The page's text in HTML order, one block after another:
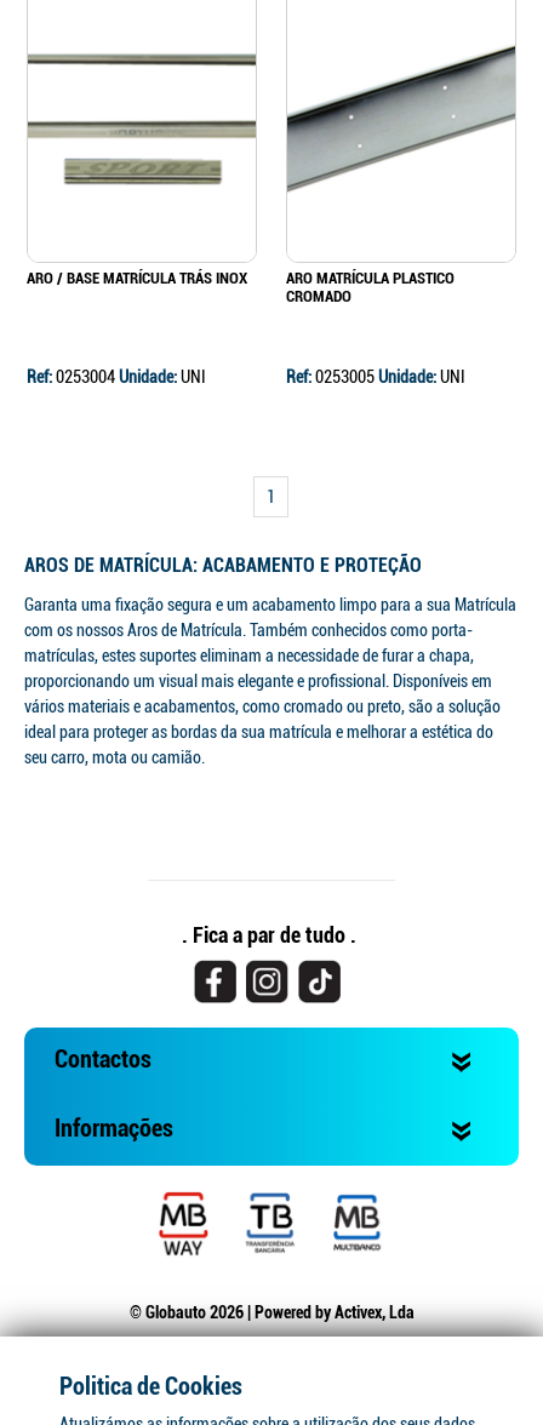
ARO / BASE MATRÍCULA TRÁS INOX
Ref:0253004Unidade:UNI
ARO MATRÍCULA PLASTICO
CROMADO
Ref:0253005Unidade:UNI
1
AROS DE MATRÍCULA: ACABAMENTO E PROTEÇÃO
Garanta uma fixação segura e um acabamento limpo para a sua Matrícula
com os nossos Aros de Matrícula. Também conhecidos como porta-
matrículas, estes suportes eliminam a necessidade de furar a chapa,
proporcionando um visual mais elegante e profissional. Disponíveis em
vários materiais e acabamentos, como cromado ou preto, são a solução
ideal para proteger as bordas da sua matrícula e melhorar a estética do
seu carro, mota ou camião.
Continuar a comprar
. Fica a par de tudo .
Contactos
Informações
© Globauto 2026 | Powered byActivex, Lda
Politica de Cookies